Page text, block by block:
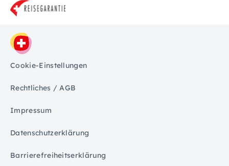
Cookie-Einstellungen
Rechtliches / AGB
Impressum
Datenschutzerklärung
Barrierefreiheitserklärung